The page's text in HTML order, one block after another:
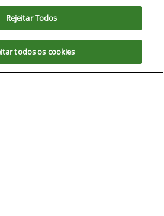
DE CORTE 30 PES CARACOL
Cristalina - Goiás
390.000,00
. Ao seguir com a navegação e visita você
Rejeitar Todos
todos os cookies